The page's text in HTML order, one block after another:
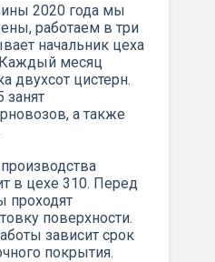
2020 года мы
работаем в три
начальник цеха
месяц
двухсот цистерн.
занят
а также
в цехе 310. Перед
проходят
поверхности.
зависит срок
покрытия.